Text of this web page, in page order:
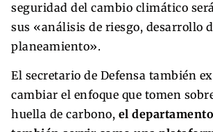
seguridad del cambio climático
sus «análisis de riesgo, desarrollo
planeamiento».
El secretario de Defensa también
cambiar el enfoque que tomen
huella de carbono, el